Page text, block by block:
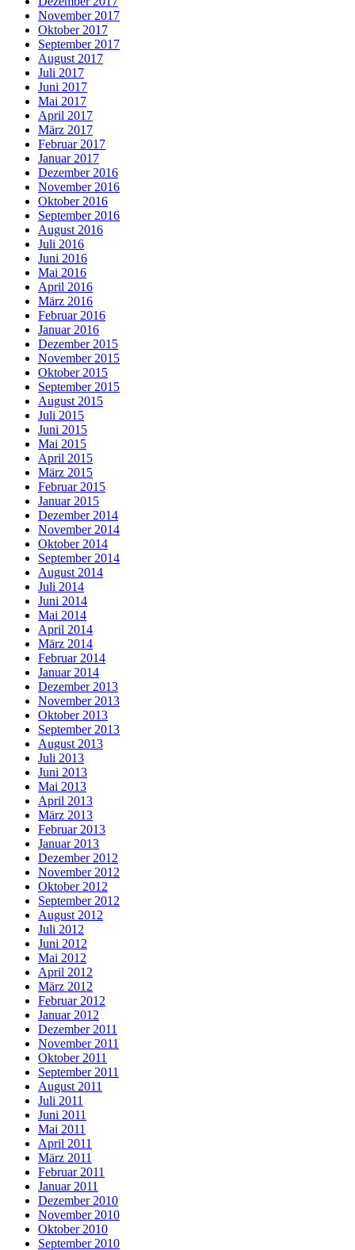
November 2017
Oktober 2017
September 2017
August 2017
Juli 2017
Juni 2017
Mai 2017
April 2017
März 2017
Februar 2017
Januar 2017
Dezember 2016
November 2016
Oktober 2016
September 2016
August 2016
Juli 2016
Juni 2016
Mai 2016
April 2016
März 2016
Februar 2016
Januar 2016
Dezember 2015
November 2015
Oktober 2015
September 2015
August 2015
Juli 2015
Juni 2015
Mai 2015
April 2015
März 2015
Februar 2015
Januar 2015
Dezember 2014
November 2014
Oktober 2014
September 2014
August 2014
Juli 2014
Juni 2014
Mai 2014
April 2014
März 2014
Februar 2014
Januar 2014
Dezember 2013
November 2013
Oktober 2013
September 2013
August 2013
Juli 2013
Juni 2013
Mai 2013
April 2013
März 2013
Februar 2013
Januar 2013
Dezember 2012
November 2012
Oktober 2012
September 2012
August 2012
Juli 2012
Juni 2012
Mai 2012
April 2012
März 2012
Februar 2012
Januar 2012
Dezember 2011
November 2011
Oktober 2011
September 2011
August 2011
Juli 2011
Juni 2011
Mai 2011
April 2011
März 2011
Februar 2011
Januar 2011
Dezember 2010
November 2010
Oktober 2010
September 2010